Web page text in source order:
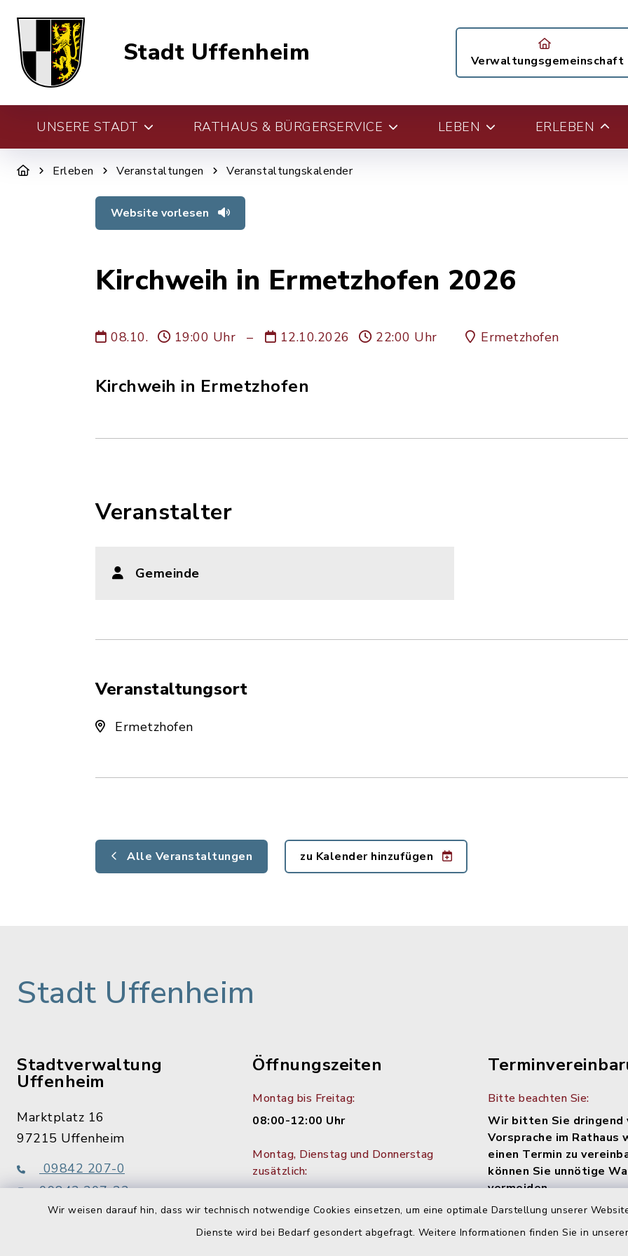
Wir weisen darauf hin, dass wir technisch notwendige Cookies einsetzen, um eine optimale Darstellung unserer
Dienste wird bei Bedarf gesondert abgefragt. Weitere Informationen finden Sie in
Stadt Uffenheim Verwaltungsgemeinschaft
UNSERE STADT RATHAUS & BÜRGERSERVICE LEBEN ERLEBEN
Erleben Veranstaltungen Veranstaltungskalender
Website vorlesen
Kirchweih in Ermetzhofen 2026
08.10. 19:00 Uhr – 12.10.2026 22:00 Uhr Ermetzhofen
Kirchweih in Ermetzhofen
Veranstalter
Gemeinde
Veranstaltungsort
Ermetzhofen
Alle Veranstaltungen zu Kalender hinzufügen
Stadt Uffenheim
Stadtverwaltung
Uffenheim
Marktplatz 16
97215 Uffenheim
09842 207-0
09842 207-32
info@uffenheim.de
Öffnungszeiten
Montag bis Freitag:
08:00-12:00 Uhr
Montag, Dienstag und Donnerstag
zusätzlich:
1. Donnerstag im Monat:
Bitte beachten Sie:
Wir bitten Sie dringend
Vorsprache im Rathaus
einen Termin zu
können Sie unnötige
vermeiden.
Diese können bequem
werden: Einfach den Link